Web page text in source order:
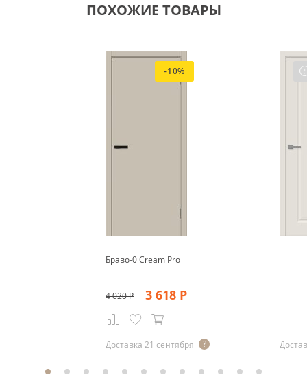
ПОХОЖИЕ ТОВАРЫ
-10%
Браво-0 Cream Pro
4 020Р 3 618 Р
Доставка 21 сентября